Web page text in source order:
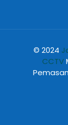
© 2024
CCTV